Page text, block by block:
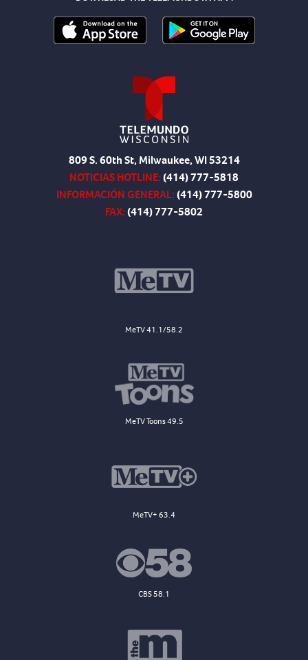
809 S. 60th St, Milwaukee, WI 53214
NOTICIAS HOTLINE:(414) 777-5818
INFORMACIÓN GENERAL:(414) 777-5800
FAX:(414) 777-5802
MeTV 41.1/58.2
MeTV Toons 49.5
MeTV+ 63.4
CBS 58.1